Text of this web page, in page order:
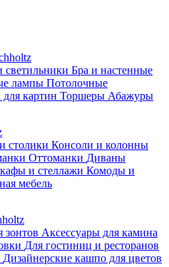
светильники Бра и настенные
лампы Потолочные
картин Торшеры Абажуры
столики Консоли и колонны
Оттоманки Диваны
и стеллажи Комоды и
мебель
зонтов Аксессуары для камина
Для гостиниц и ресторанов
Дизайнерские кашпо для цветов